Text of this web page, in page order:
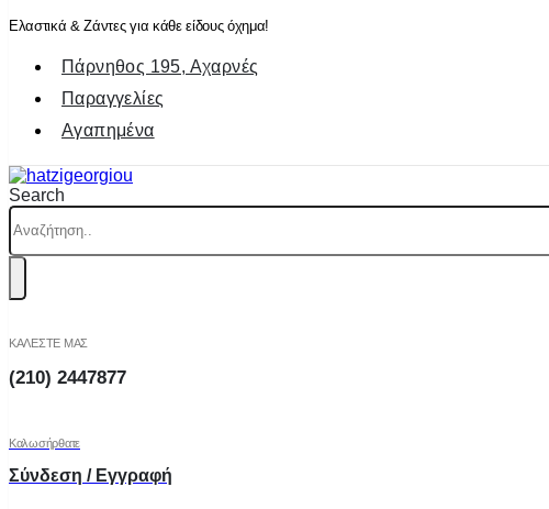
Ελαστικά & Ζάντες για κάθε είδους όχημα!
Πάρνηθος 195, Αχαρνές
Παραγγελίες
Αγαπημένα
Search
ΚΑΛΕΣΤΕ ΜΑΣ
(210) 2447877
Καλωσήρθατε
Σύνδεση / Εγγραφή